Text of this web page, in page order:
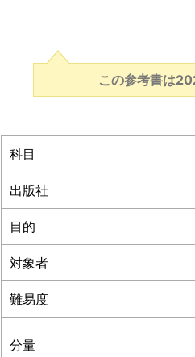
この参考書は
科目
出版社
目的
対象者
難易度
分量